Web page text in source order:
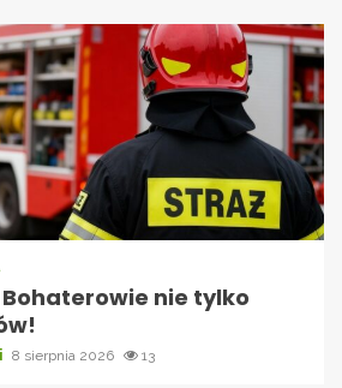
Bohaterowie nie tylko
8 sierpnia 2026 13